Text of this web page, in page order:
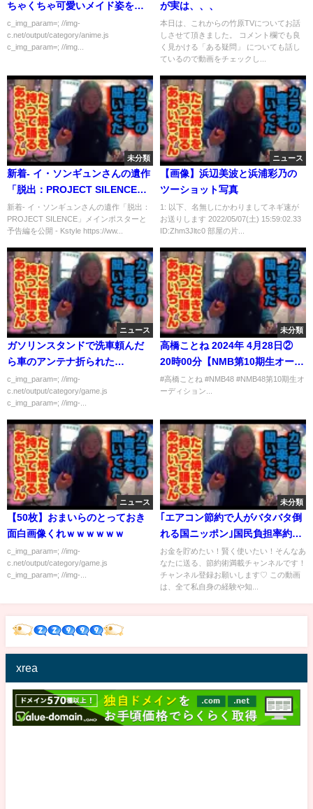
ちゃくちゃ可愛いメイド姿を披
露
c_img_param=; //img-
c.net/output/category/anime.js
c_img_param=; //img...
が実は、、、
本日は、これからの竹原TVについてお話
しさせて頂きました。 コメント欄でも良
く見かける「ある疑問」 についても話し
ているので動画をチェックし...
未分類
新着- イ・ソンギュンさんの遺作
「脱出：PROJECT SILENCE」
メインポスターと予告編を公開 -
Kstyle
新着- イ・ソンギュンさんの遺作「脱出：
PROJECT SILENCE」メインポスターと
予告編を公開 - Kstyle https://ww...
ニュース
【画像】浜辺美波と浜浦彩乃の
ツーショット写真
1: 以下、名無しにかわりましてネギ速が
お送りします 2022/05/07(土) 15:59:02.33
ID:Zhm3Jltc0 部屋の片...
ニュース
ガソリンスタンドで洗車頼んだ
ら車のアンテナ折られた…
c_img_param=; //img-
c.net/output/category/game.js
c_img_param=; //img-...
未分類
高橋ことね 2024年 4月28日②
20時00分【NMB第10期生オーデ
ィション エントリーナンバー12
番】
#高橋ことね #NMB48 #NMB48第10期生オ
ーディション...
ニュース
【50枚】おまいらのとっておき
面白画像くれｗｗｗｗｗｗ
c_img_param=; //img-
c.net/output/category/game.js
c_img_param=; //img-...
未分類
｢エアコン節約で人がバタバタ倒
れる国ニッポン｣国民負担率約5
割&物価高で"中流完全崩壊"とい
う漆黒の絶望【ガルちゃん】節
約, 節約術, 貯金, 投資, ポイ活, ズ
お金を貯めたい！賢く使いたい！そんなあ
なたに送る、節約術満載チャンネルです！
チャンネル登録お願いします♡ この動画
は、全て私自身の経験や知...
xrea